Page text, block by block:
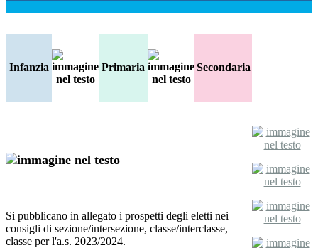
Infanzia Primaria Secondaria
Si pubblicano in allegato i prospetti degli eletti nei
consigli di sezione/intersezione, classe/interclasse,
classe per l'a.s. 2023/2024.